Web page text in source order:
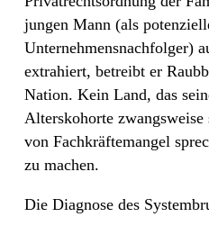
jungen Mann (als
Unternehmensnachfolger)
extrahiert, betreibt er
Nation. Kein Land, das
Alterskohorte
von Fachkräftemangel
zu machen.
Die Diagnose des